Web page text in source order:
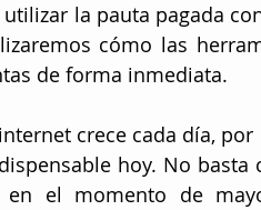
la pauta pagada
cómo las
de forma inmediata.
crece cada día,
hoy. No
en el momento de